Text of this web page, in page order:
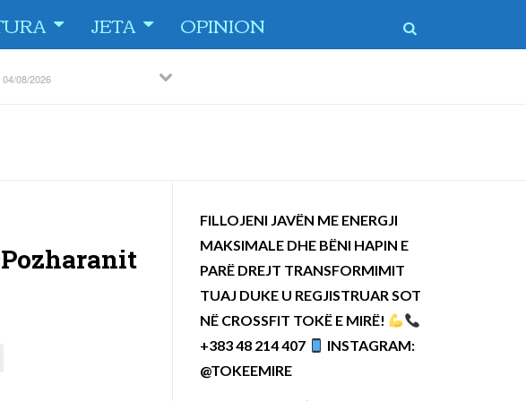
JETA OPINION
-
PreviousNext
Pozharanit
FILLOJENI JAVËN ME ENERGJI
MAKSIMALE DHE BËNI HAPIN E
PARË DREJT TRANSFORMIMIT
TUAJ DUKE U REGJISTRUAR SOT
NË CROSSFIT TOKË E MIRË!
+383 48 214 407
INSTAGRAM:
@TOKEEMIRE